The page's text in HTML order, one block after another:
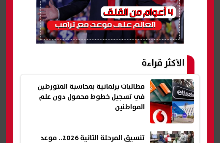
الأكثر قراءة
مطالبات برلمانية بمحاسبة المتورطين
في تسجيل خطوط محمول دون علم
المواطنين
تنسيق المرحلة الثانية 2026.. موعد